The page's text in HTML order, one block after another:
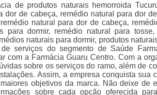
de produtos naturais hemorroida
dor de cabeça, remédio natural para dor
natural para dor de cabeça,
para dormir, remédio natural para tosse,
naturais para dormir, produtos
serviços do segmento de Saúde
com a Farmácia Guaru Centro. Com a
sobre os serviços do ramo, além de
Assim, a empresa conquista sua
objetivos da marca. Não deixe de
sobre cada opção oferecida